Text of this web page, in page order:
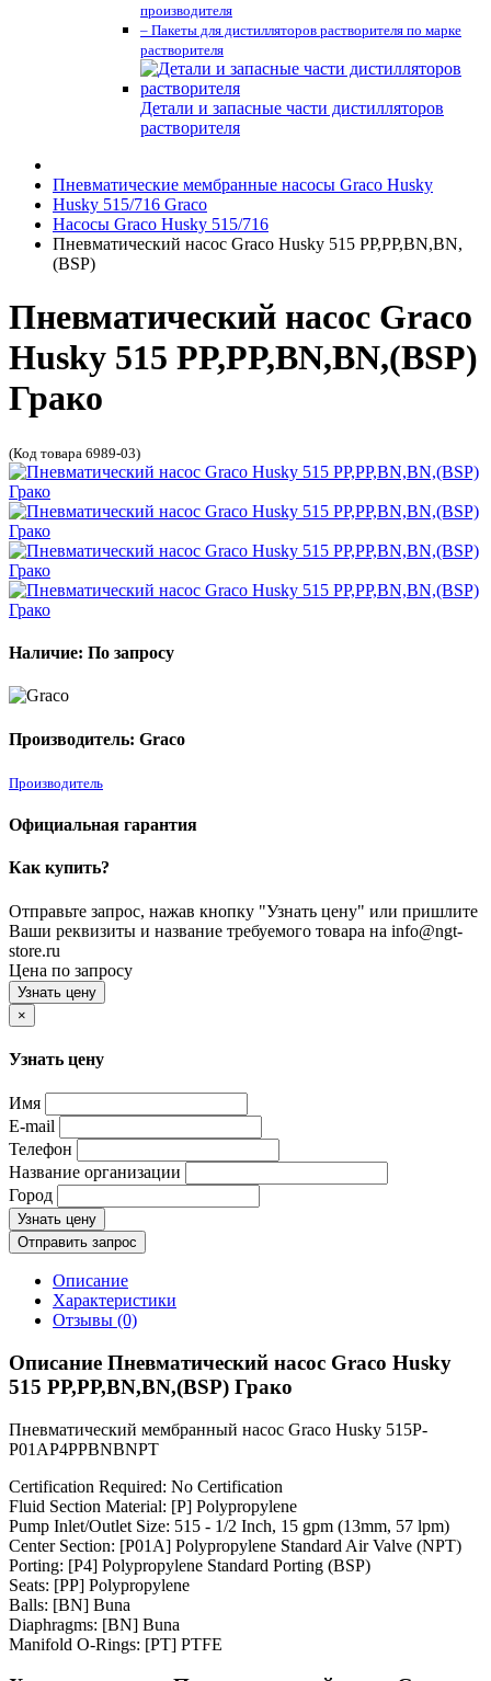
производителя
– Пакеты для дистилляторов растворителя по марке
растворителя
Детали и запасные части дистилляторов
растворителя
Пневматические мембранные насосы Graco Husky
Husky 515/716 Graco
Насосы Graco Husky 515/716
Пневматический насос Graco Husky 515 PP,PP,BN,BN,
(BSP)
Пневматический насос Graco
Husky 515 PP,PP,BN,BN,(BSP)
Грако
(Код товара 6989-03)
Наличие: По запросу
Производитель: Graco
Производитель
Официальная гарантия
Как купить?
Отправьте запрос, нажав кнопку "Узнать цену" или пришлите
Ваши реквизиты и название требуемого товара на info@ngt-
store.ru
Цена по запросу
Узнать цену
×
Узнать цену
Имя
E-mail
Телефон
Название организации
Город
Узнать цену
Отправить запрос
Описание
Характеристики
Отзывы (0)
Описание Пневматический насос Graco Husky
515 PP,PP,BN,BN,(BSP) Грако
Пневматический мембранный насос Graco Husky 515P-
P01AP4PPBNBNPT
Certification Required: No Certification
Fluid Section Material: [P] Polypropylene
Pump Inlet/Outlet Size: 515 - 1/2 Inch, 15 gpm (13mm, 57 lpm)
Center Section: [P01A] Polypropylene Standard Air Valve (NPT)
Porting: [P4] Polypropylene Standard Porting (BSP)
Seats: [PP] Polypropylene
Balls: [BN] Buna
Diaphragms: [BN] Buna
Manifold O-Rings: [PT] PTFE